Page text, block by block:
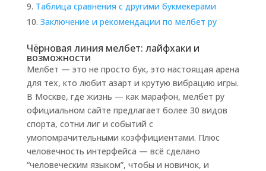
Таблица сравнения с другими букмекерами
Заключение и рекомендации по мелбет ру
Чёрновая линия мелбет: лайфхаки и
возможности
Мелбет — это не просто бук, это настоящая арена
для тех, кто любит азарт и крутую вибрацию игры.
В Москве, где жизнь — как марафон, мелбет ру
официальном сайте предлагает более 30 видов
спорта, сотни лиг и событий с
умопомрачительными коэффициентами. Плюс
человечность интерфейса — всё сделано
“человеческим языком”, чтобы и новичок, и